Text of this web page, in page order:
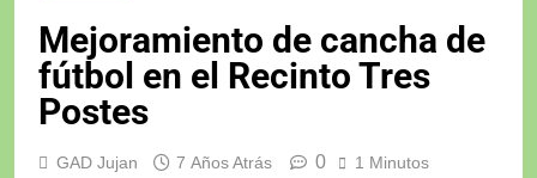
Mejoramiento de cancha de
fútbol en el Recinto Tres
Postes
GAD Jujan 7 Años Atrás 0 1 Minutos